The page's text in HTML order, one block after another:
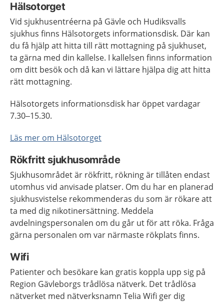
Hälsotorget
Vid sjukhusentréerna på Gävle och Hudiksvalls
sjukhus finns Hälsotorgets informationsdisk. Där kan
du få hjälp att hitta till rätt mottagning på sjukhuset,
ta gärna med din kallelse. I kallelsen finns information
om ditt besök och då kan vi lättare hjälpa dig att hitta
rätt mottagning.
Hälsotorgets informationsdisk har öppet vardagar
7.30–15.30.
Läs mer om Hälsotorget
Rökfritt sjukhusområde
Sjukhusområdet är rökfritt, rökning är tillåten endast
utomhus vid anvisade platser. Om du har en planerad
sjukhusvistelse rekommenderas du som är rökare att
ta med dig nikotinersättning. Meddela
avdelningspersonalen om du går ut för att röka. Fråga
gärna personalen om var närmaste rökplats finns.
Wifi
Patienter och besökare kan gratis koppla upp sig på
Region Gävleborgs trådlösa nätverk. Det trådlösa
nätverket med nätverksnamn Telia Wifi ger dig